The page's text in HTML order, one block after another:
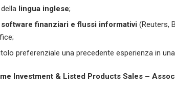
lingua inglese;
software finanziari e flussi informativi (Reuters,
preferenziale una precedente esperienza in
Investment & Listed Products Sales –